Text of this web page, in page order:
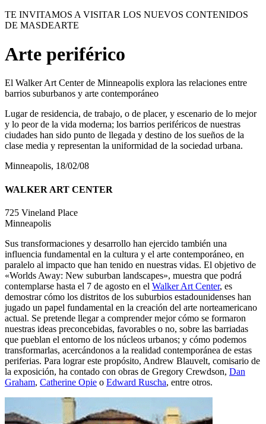
TE INVITAMOS A VISITAR LOS NUEVOS CONTENIDOS
DE MASDEARTE
Arte periférico
El Walker Art Center de Minneapolis explora las relaciones entre
barrios suburbanos y arte contemporáneo
Lugar de residencia, de trabajo, o de placer, y escenario de lo mejor
y lo peor de la vida moderna; los barrios periféricos de nuestras
ciudades han sido punto de llegada y destino de los sueños de la
clase media y representan la uniformidad de la sociedad urbana.
Minneapolis, 18/02/08
WALKER ART CENTER
725 Vineland Place
Minneapolis
Sus transformaciones y desarrollo han ejercido también una
influencia fundamental en la cultura y el arte contemporáneo, en
paralelo al impacto que han tenido en nuestras vidas. El objetivo de
«Worlds Away: New suburban landscapes», muestra que podrá
contemplarse hasta el 7 de agosto en el Walker Art Center, es
demostrar cómo los distritos de los suburbios estadounidenses han
jugado un papel fundamental en la creación del arte norteamericano
actual. Se pretende llegar a comprender mejor cómo se formaron
nuestras ideas preconcebidas, favorables o no, sobre las barriadas
que pueblan el entorno de los núcleos urbanos; y cómo podemos
transformarlas, acercándonos a la realidad contemporánea de estas
periferias. Para lograr este propósito, Andrew Blauvelt, comisario de
la exposición, ha contado con obras de Gregory Crewdson, Dan
Graham, Catherine Opie o Edward Ruscha, entre otros.